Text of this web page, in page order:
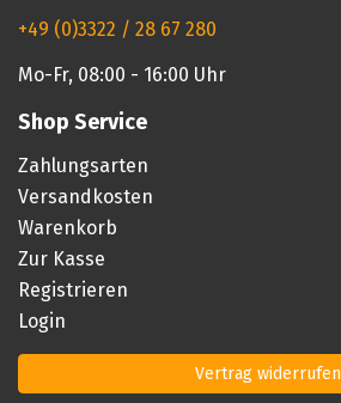
+49 (0)3322 / 28 67 280
Mo-Fr, 08:00 - 16:00 Uhr
Shop Service
Zahlungsarten
Versandkosten
Warenkorb
Zur Kasse
Registrieren
Login
Vertrag widerrufen